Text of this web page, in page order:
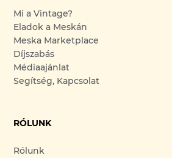
Mi a Vintage?
Eladok a Meskán
Meska Marketplace
Díjszabás
Médiaajánlat
Segítség, Kapcsolat
RÓLUNK
Rólunk